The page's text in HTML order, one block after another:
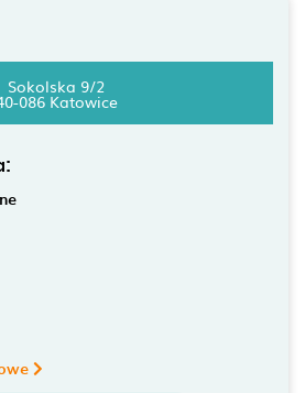
Sokolska 9/2
086 Katowice